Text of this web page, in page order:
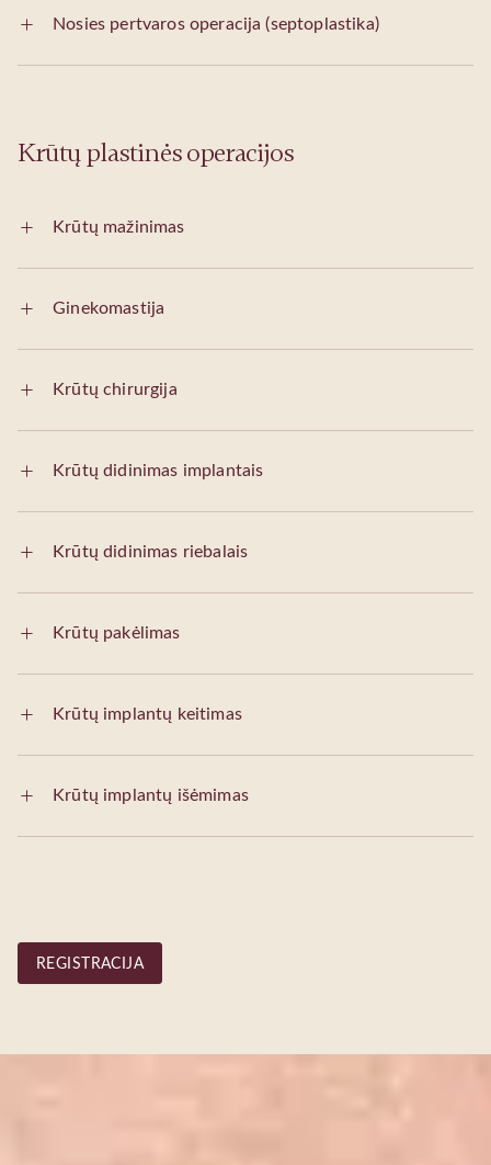
REGISTRACIJA
Nosies pertvaros operacija (septoplastika)
Krūtų plastinės operacijos
Krūtų mažinimas
Ginekomastija
Krūtų chirurgija
Krūtų didinimas implantais
Krūtų didinimas riebalais
Krūtų pakėlimas
Krūtų implantų keitimas
Krūtų implantų išėmimas